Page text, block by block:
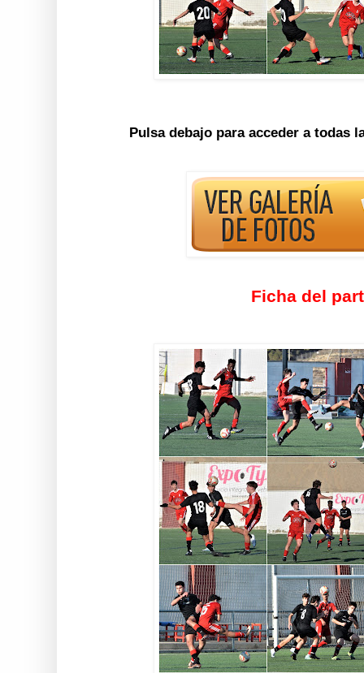
Pulsa debajo para acceder a todas
Ficha del